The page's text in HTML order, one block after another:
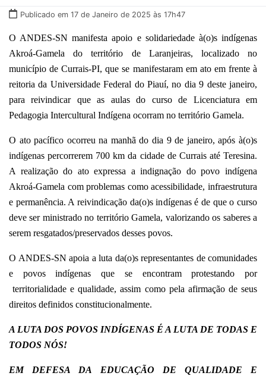
Publicado em 17 de Janeiro de 2025 às 17h47
O ANDES-SN manifesta apoio e solidariedade à(o)s indígenas
Akroá-Gamela do território de Laranjeiras, localizado no
município de Currais-PI, que se manifestaram em ato em frente à
reitoria da Universidade Federal do Piauí, no dia 9 deste janeiro,
para reivindicar que as aulas do curso de Licenciatura em
Pedagogia Intercultural Indígena ocorram no território Gamela.
O ato pacífico ocorreu na manhã do dia 9 de janeiro, após à(o)s
indígenas percorrerem 700 km da cidade de Currais até Teresina.
A realização do ato expressa a indignação do povo indígena
Akroá-Gamela com problemas como acessibilidade, infraestrutura
e permanência. A reivindicação da(o)s indígenas é de que o curso
deve ser ministrado no território Gamela, valorizando os saberes a
serem resgatados/preservados desses povos.
O ANDES-SN apoia a luta da(o)s representantes de comunidades
e povos indígenas que se encontram protestando por
territorialidade e qualidade, assim como pela afirmação de seus
direitos definidos constitucionalmente.
A LUTA DOS POVOS INDÍGENAS É A LUTA DE TODAS E
TODOS NÓS!
EM DEFESA DA EDUCAÇÃO DE QUALIDADE E